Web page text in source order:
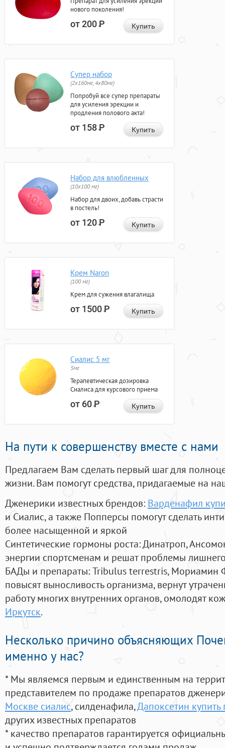
нового поколения!
от 200Р Купить
Супер набор
(2х160мг, 4х80мг)
Попробуй все супер препараты
для усиления эрекции и
продления полового акта!
от 158Р Купить
Набор для влюбленных
(10х100 мг)
Набор для двоих, добавь страсти
в постель!
от 120Р Купить
Крем Naron
(100 мг)
Крем для сужения влагалища
от 1500Р Купить
Сиалис 5 мг
5мг
Терапевтическая дозировка
Сиалиса для курсового приема
от 60Р Купить
На пути к совершенству вместе с нами
Предлагаем Вам сделать первый шаг для
жизни. Вам помогут средства, придагаемые на
Дженерики известных брендов: Варденафил
и Сиалис, а также Попперсы помогут сделать
более насыщенной и яркой
Синтетические гормоны роста: Динатроп,
энергии спортсменам и решат проблемы
БАДы и препараты:Tribulus terrestris, Мориамин
повысят выносливость организма, вернут
работу многих внутренних органов, омолодят
Иркутск.
Несколько причино объясняющих
именно у нас?
* Мы являемся первым и единственным на
представителем по продаже препаратов
Москве сиалис, силденафила,Дапоксетин
других известных препаратов
* качество препаратов гарантируется